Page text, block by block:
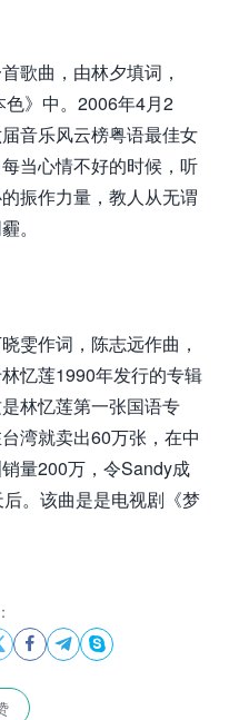
歌曲，由林夕填词，
》中。2006年4月2
音乐风云榜粤语最佳女
当心情不好的时候，听
振作力量，教人从无谓
。
雯作词，陈志远作曲，
忆莲1990年发行的专辑
林忆莲第一张国语专
湾就卖出60万张，在中
量200万，令Sandy成
。该曲是是电视剧《梦
  